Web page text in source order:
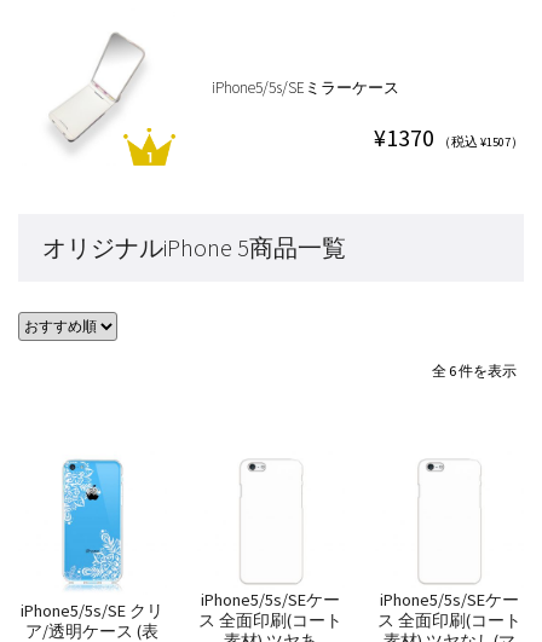
iPhone5/5s/SEミラーケース
¥1370 （税込 ¥1507）
オリジナルiPhone 5商品一覧
全 6 件を表示
iPhone5/5s/SE クリ
ア/透明ケース (表
iPhone5/5s/SEケー
ス 全面印刷(コート
iPhone5/5s/SEケー
ス 全面印刷(コート